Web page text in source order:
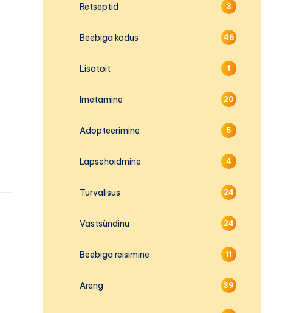
Retseptid 3
Beebiga kodus 46
Lisatoit 1
Imetamine 20
Adopteerimine 5
Lapsehoidmine 4
Turvalisus 24
Vastsündinu 24
Beebiga reisimine 11
Areng 39